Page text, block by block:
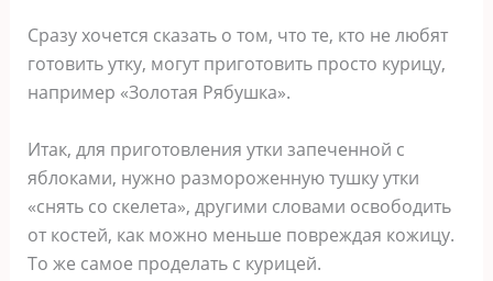
Сразу хочется сказать о том, что те, кто не любят
готовить утку, могут приготовить просто курицу,
например «Золотая Рябушка».
Итак, для приготовления утки запеченной с
яблоками, нужно размороженную тушку утки
«снять со скелета», другими словами освободить
от костей, как можно меньше повреждая кожицу.
То же самое проделать с курицей.